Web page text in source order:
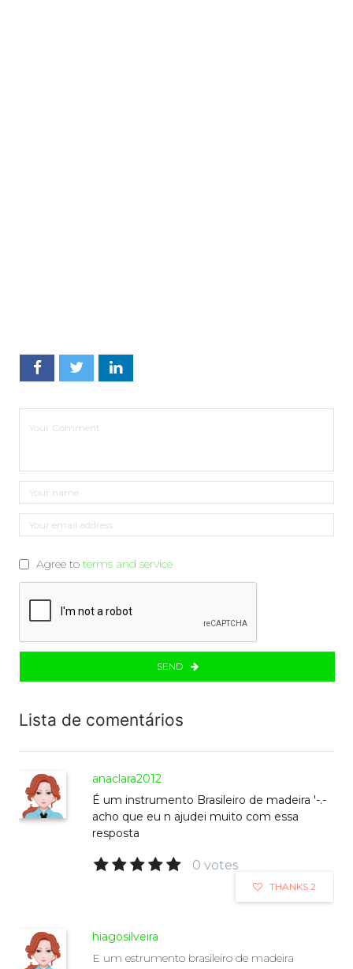
Agree to terms and service
SEND
Lista de comentários
anaclara2012
É um instrumento Brasileiro de madeira '-.-
acho que eu n ajudei muito com essa
resposta
0 votes
THANKS 2
hiagosilveira
E um estrumento brasileiro de madeira